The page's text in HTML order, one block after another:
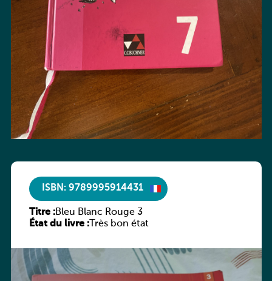
ISBN: 9789995914431
Titre :Bleu Blanc Rouge 3
État du livre :Très bon état